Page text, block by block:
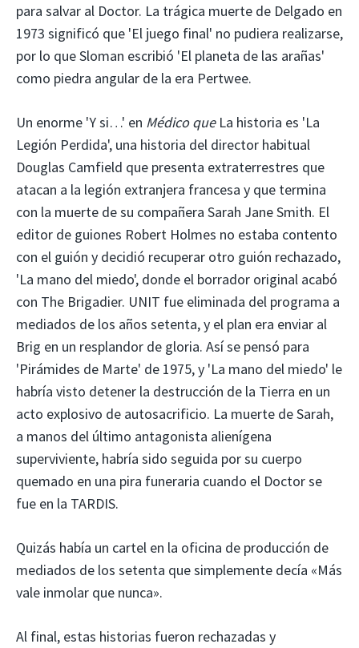
para salvar al Doctor. La trágica muerte de Delgado en
1973 significó que 'El juego final' no pudiera realizarse,
por lo que Sloman escribió 'El planeta de las arañas'
como piedra angular de la era Pertwee.
Un enorme 'Y si…' en Médico que La historia es 'La
Legión Perdida', una historia del director habitual
Douglas Camfield que presenta extraterrestres que
atacan a la legión extranjera francesa y que termina
con la muerte de su compañera Sarah Jane Smith. El
editor de guiones Robert Holmes no estaba contento
con el guión y decidió recuperar otro guión rechazado,
'La mano del miedo', donde el borrador original acabó
con The Brigadier. UNIT fue eliminada del programa a
mediados de los años setenta, y el plan era enviar al
Brig en un resplandor de gloria. Así se pensó para
'Pirámides de Marte' de 1975, y 'La mano del miedo' le
habría visto detener la destrucción de la Tierra en un
acto explosivo de autosacrificio. La muerte de Sarah,
a manos del último antagonista alienígena
superviviente, habría sido seguida por su cuerpo
quemado en una pira funeraria cuando el Doctor se
fue en la TARDIS.
Quizás había un cartel en la oficina de producción de
mediados de los setenta que simplemente decía «Más
vale inmolar que nunca».
Al final, estas historias fueron rechazadas y